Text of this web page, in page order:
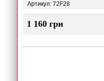
Артикул: 72F28
1 160 грн